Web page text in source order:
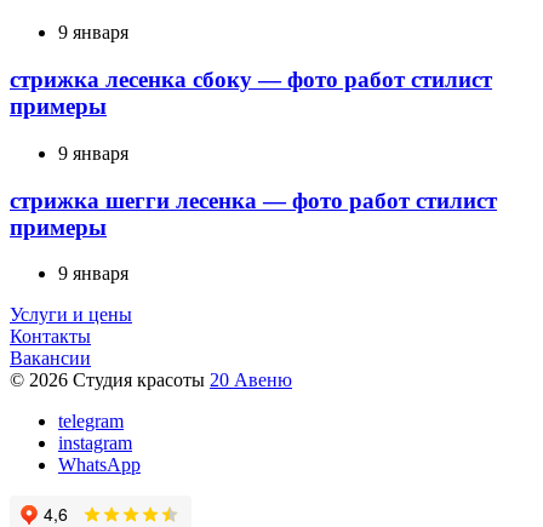
9 января
стрижка лесенка сбоку — фото работ стилист
примеры
9 января
стрижка шегги лесенка — фото работ стилист
примеры
9 января
Услуги и цены
Контакты
Вакансии
© 2026 Студия красоты 20 Авеню
telegram
instagram
WhatsApp